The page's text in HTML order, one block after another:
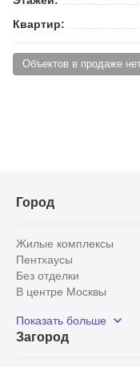
Квартир:
Объектов в продаже
Город
Жилые комплексы
Пентхаусы
Без отделки
В центре Москвы
Рядом с парком
С панорамными окнами
Показать больше
Загород